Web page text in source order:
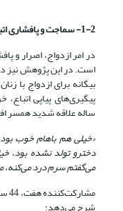
1-2- سماجت و پافشاری اتباع بیگانه
در امر ازدواج، اصرار و
است. در این پژوهش نیز
بیگانه برای ازدواج با
ساله علاقه شدید همسر
«خیلی هم باهام خوب
دخترو تولد نشده بود،
می‌گفتم سرم درد می‌کنه،